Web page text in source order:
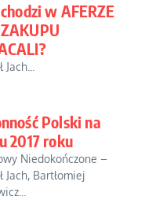
w AFERZE
Polski na
2017 roku
Niedokończone –
Jach, Bartłomiej